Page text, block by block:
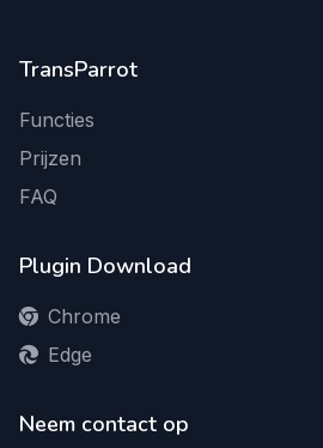
TransParrot
Functies
Prijzen
FAQ
Plugin Download
Chrome
Edge
Neem contact op